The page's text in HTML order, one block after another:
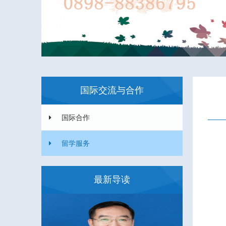
国际交流与合作
国际合作
留学服务
最新导读